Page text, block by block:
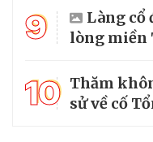
9
Làng cổ
lòng miền
10 Thăm
sử về cố